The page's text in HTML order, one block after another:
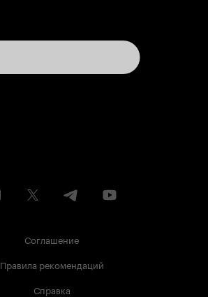
Соглашение
Правила рекомендаций
Справка